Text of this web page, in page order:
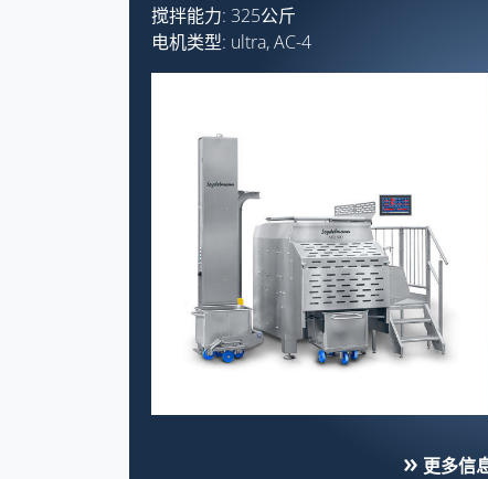
搅拌能力: 325公斤
电机类型: ultra, AC-4
更多信